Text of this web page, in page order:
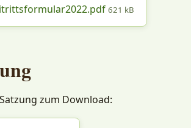
621 kB
zum Download: